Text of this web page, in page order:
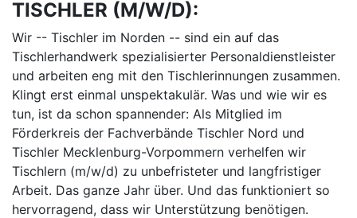
TISCHLER (M/W/D):
Wir -- Tischler im Norden -- sind ein auf das
Tischlerhandwerk spezialisierter Personaldienstleister
und arbeiten eng mit den Tischlerinnungen zusammen.
Klingt erst einmal unspektakulär. Was und wie wir es
tun, ist da schon spannender: Als Mitglied im
Förderkreis der Fachverbände Tischler Nord und
Tischler Mecklenburg-Vorpommern verhelfen wir
Tischlern (m/w/d) zu unbefristeter und langfristiger
Arbeit. Das ganze Jahr über. Und das funktioniert so
hervorragend, dass wir Unterstützung benötigen.